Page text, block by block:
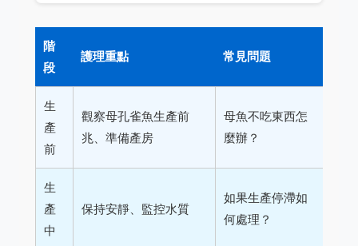
階
段
護理重點 常見問題
生
產
前
觀察母孔雀魚生產前
兆、準備產房
母魚不吃東西怎
麼辦？
生
產
中
保持安靜、監控水質
如果生產停滯如
何處理？